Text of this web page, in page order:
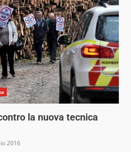
la nuova tecnica
2016